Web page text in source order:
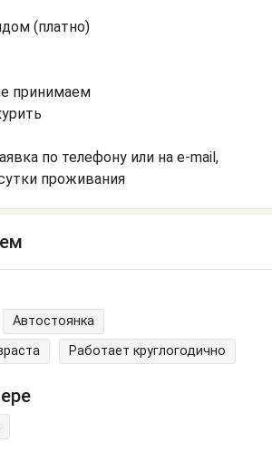
(платно)
принимаем
по телефону или на e-mail,
проживания
Автостоянка
Работает круглогодично